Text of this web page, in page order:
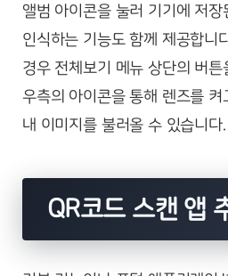
앨범 아이콘을 눌러 기기에 저
인식하는 기능도 함께 제공합니
경우 전체보기 메뉴 상단의 버
우측의 아이콘을 통해 렌즈를
내 이미지를 불러올 수 있습니다.
QR코드 스캔 앱